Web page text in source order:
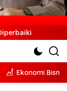
Sinergi
Ekonomi Bisnis